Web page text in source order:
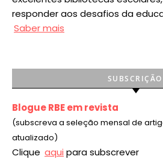
responder aos desafios da
Saber mais
SUBSCRIÇÃO
Blogue RBE em revista
(subscreva a seleção mensal de
atualizado)
Clique aqui para subscrever